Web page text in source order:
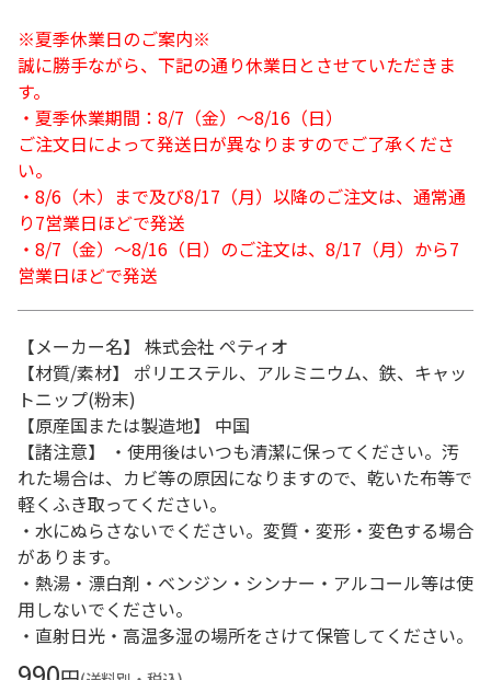
※夏季休業日のご案内※
誠に勝手ながら、下記の通り休業日とさせていただきま
す。
・夏季休業期間：8/7（金）～8/16（日）
ご注文日によって発送日が異なりますのでご了承くださ
い。
・8/6（木）まで及び8/17（月）以降のご注文は、通常通
り7営業日ほどで発送
・8/7（金）～8/16（日）のご注文は、8/17（月）から7
営業日ほどで発送
【メーカー名】 株式会社 ペティオ
【材質/素材】 ポリエステル、アルミニウム、鉄、キャッ
トニップ(粉末)
【原産国または製造地】 中国
【諸注意】 ・使用後はいつも清潔に保ってください。汚
れた場合は、カビ等の原因になりますので、乾いた布等で
軽くふき取ってください。
・水にぬらさないでください。変質・変形・変色する場合
があります。
・熱湯・漂白剤・ベンジン・シンナー・アルコール等は使
用しないでください。
・直射日光・高温多湿の場所をさけて保管してください。